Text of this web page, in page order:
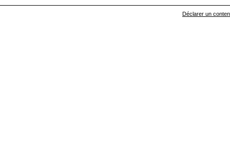
Déclarer un